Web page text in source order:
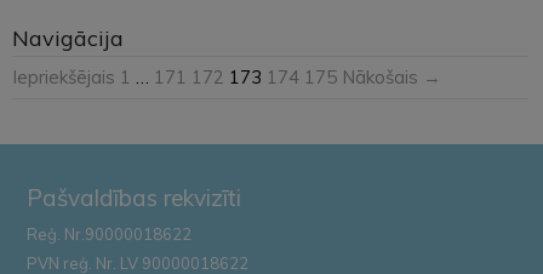
Navigācija
Iepriekšējais 1 … 171 172 173 174 175 Nākošais →
Pašvaldības rekvizīti
Reģ. Nr.90000018622
PVN reģ. Nr. LV 90000018622